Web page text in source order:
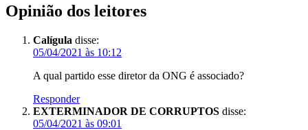
Opinião dos leitores
Calígula disse:
05/04/2021 às 10:12
A qual partido esse diretor da ONG é associado?
Responder
EXTERMINADOR DE CORRUPTOS disse:
05/04/2021 às 09:01